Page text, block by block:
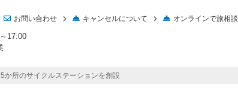
お問い合わせ キャンセルについて オンラインで旅相談
17:00
所のサイクルステーションを創設